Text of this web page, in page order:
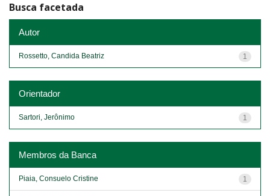
Busca facetada
Autor
1
Rossetto, Candida Beatriz
Orientador
1
Sartori, Jerônimo
Membros da Banca
1
Piaia, Consuelo Cristine